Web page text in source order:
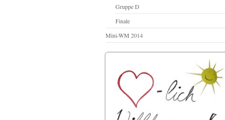
Gruppe D
Finale
Mini-WM 2014